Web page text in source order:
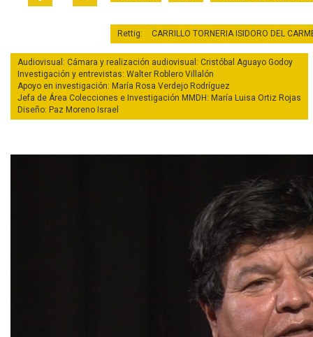
Rettig: CARRILLO TORNERIA ISIDORO DEL
Audiovisual: Cámara y realización audiovisual: Cristóbal Aguayo Godoy
Investigación y entrevistas: Walter Roblero Villalón
Apoyo en investigación: María Rosa Verdejo Rodríguez
Jefa de Área Colecciones e Investigación MMDH: María Luisa Ortiz Rojas
Diseño: Paz Moreno Israel